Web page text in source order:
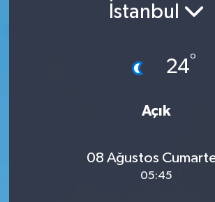
İstanbul
24°
Açık
08 Ağustos
05:45